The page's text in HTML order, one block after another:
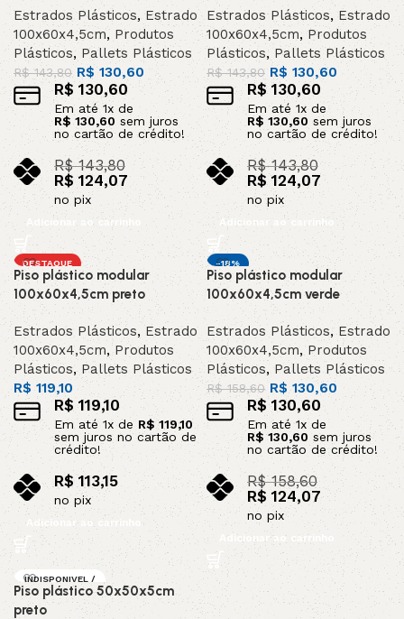
Estrados Plásticos,Estrado
100x60x4,5cm, Produtos
Plásticos, Pallets Plásticos
R$143,80 R$130,60
R$ 130,60
Em até 1x de
R$130,60 sem juros
no cartão de crédito!
R$143,80
R$ 124,07
no pix
Adicionar ao carrinho
Estrados Plásticos, Estrado
100x60x4,5cm, Produtos
Plásticos, Pallets Plásticos
R$143,80 R$ 130,60
R$130,60
Em até 1x de
R$ 130,60 sem juros
no cartão de crédito!
R$143,80
R$124,07
no pix
Adicionar ao carrinho
DESTAQUE
Piso plástico modular
100x60x4,5cm preto
Estrados Plásticos,Estrado
100x60x4,5cm,Produtos
Plásticos, Pallets Plásticos
R$ 119,10
R$ 119,10
Em até 1x de R$119,10
sem juros no cartão de
crédito!
R$ 113,15
no pix
Adicionar ao carrinho
-18%
DESTAQUE
Piso plástico modular
100x60x4,5cm verde
Estrados Plásticos,Estrado
100x60x4,5cm,Produtos
Plásticos,Pallets Plásticos
R$158,60 R$ 130,60
R$130,60
Em até1x de
R$130,60 sem juros
no cartão de crédito!
R$158,60
R$ 124,07
no pix
Adicionar ao carrinho
INDISPONIVEL /
SOB ENCOMEND
A
Piso plástico 50x50x5cm
preto